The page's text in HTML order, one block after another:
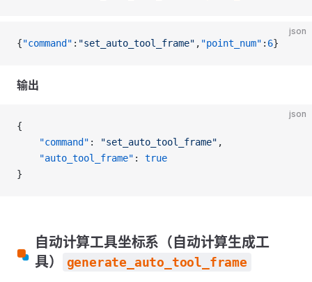
json
{"command" : "set_auto_tool_frame" , "point_num" : 6}
输出
json
{
    "command"
: "set_auto_tool_frame" ,
    "auto_tool_frame"
: true
}
自动计算工具坐标系（自动计算生成工
具）
generate_auto_tool_frame